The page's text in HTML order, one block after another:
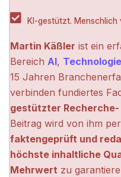
KI-gestützt. Menschlich
Martin Käßler ist ein
Bereich AI, Technologie
15 Jahren
verbinden fundiertes
gestützter Recherche-
Beitrag wird von ihm
faktengeprüft und
höchste inhaltliche
Mehrwert zu